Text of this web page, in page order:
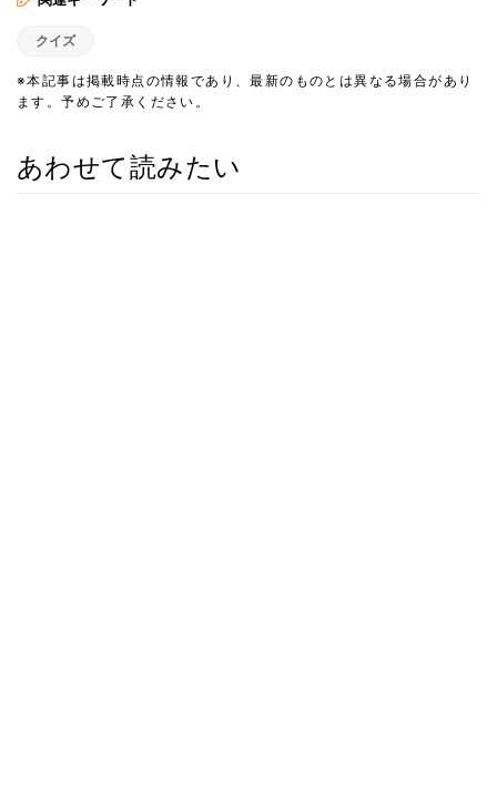
クイズ
※本記事は掲載時点の情報であり、最新のものとは異なる場合があり
ます。予めご了承ください。
あわせて読みたい